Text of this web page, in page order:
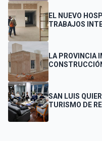
EL NUEVO
TRABAJOS
LA PROVINCIA
SAN LUIS
TURISMO DE